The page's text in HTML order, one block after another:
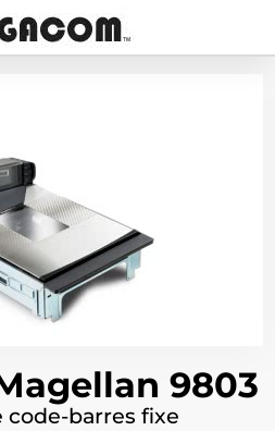
9803
code-barres fixe